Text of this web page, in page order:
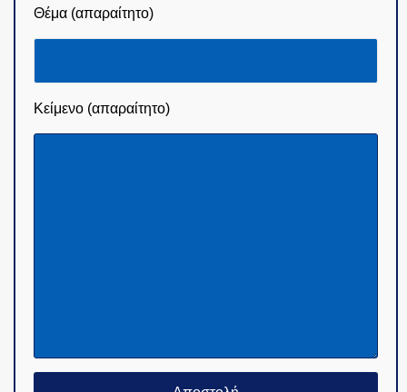
Θέμα (απαραίτητο)
Κείμενο (απαραίτητο)